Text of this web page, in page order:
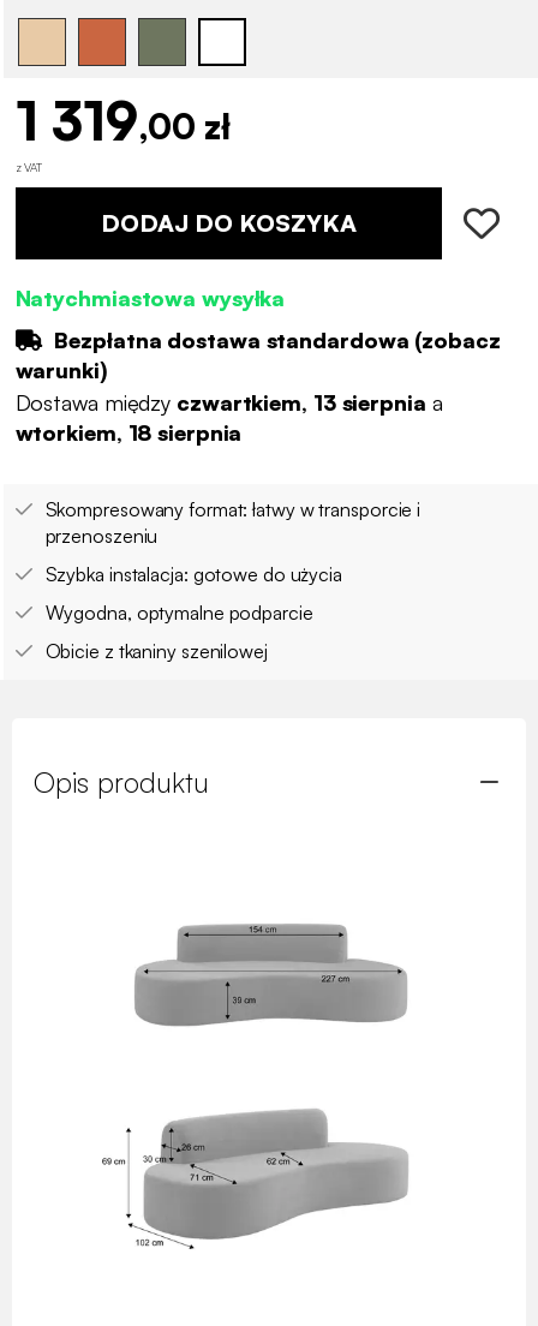
1 319,00 zł
z VAT
DODAJ DO KOSZYKA
Natychmiastowa wysyłka
Bezpłatna dostawa standardowa (zobacz
warunki)
Dostawa między czwartkiem, 13 sierpnia a
wtorkiem, 18 sierpnia
Skompresowany format: łatwy w transporcie i
przenoszeniu
Szybka instalacja: gotowe do użycia
Wygodna, optymalne podparcie
Obicie z tkaniny szenilowej
Opis produktu